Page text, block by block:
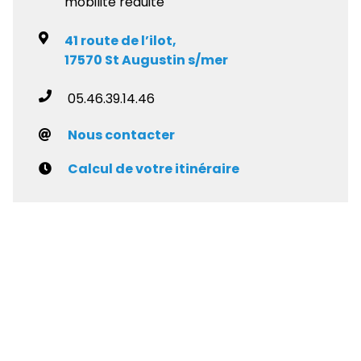
41 route de l’ilot,
17570 St Augustin s/mer
05.46.39.14.46
Nous contacter
Calcul de votre itinéraire